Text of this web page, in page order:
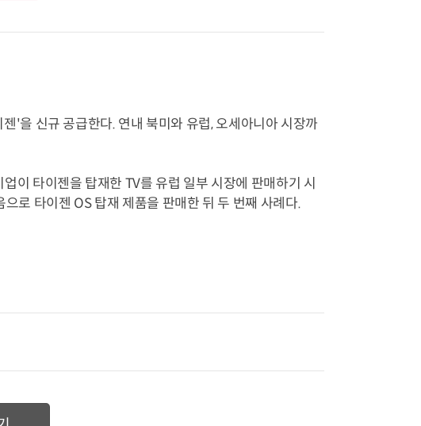
'을 신규 공급한다. 연내 북미와 유럽, 오세아니아 시장까
이 타이젠을 탑재한 TV를 유럽 일부 시장에 판매하기 시
로 타이젠 OS 탑재 제품을 판매한 뒤 두 번째 사례다.